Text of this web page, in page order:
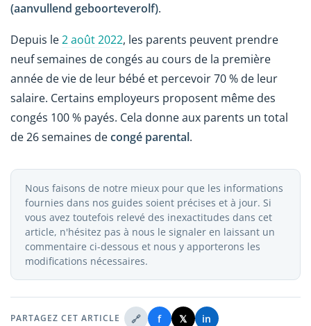
(aanvullend geboorteverolf).
Depuis le2 août 2022, les parents peuvent prendre
neuf semaines de congés au cours de la première
année de vie de leur bébé et percevoir 70 % de leur
salaire. Certains employeurs proposent même des
congés 100 % payés. Cela donne aux parents un total
de 26 semaines decongé parental.
Nous faisons de notre mieux pour que les informations
fournies dans nos guides soient précises et à jour. Si
vous avez toutefois relevé des inexactitudes dans cet
article, n'hésitez pas à nous le signaler en laissant un
commentaire ci-dessous et nous y apporterons les
modifications nécessaires.
PARTAGEZ CET ARTICLE 🔗 f 𝕏 in